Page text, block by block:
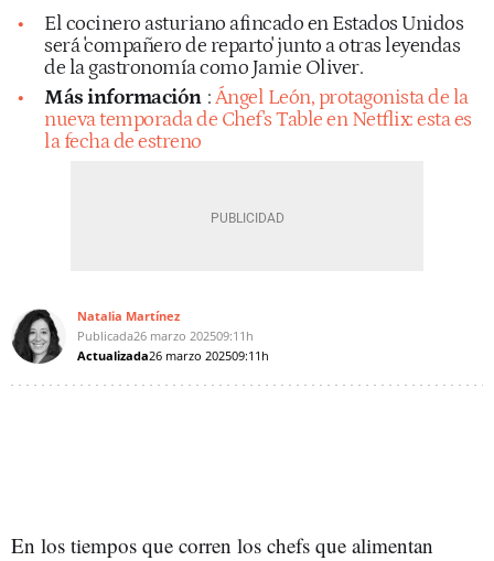
El cocinero asturiano afincado en Estados Unidos
será 'compañero de reparto' junto a otras leyendas
de la gastronomía como Jamie Oliver.
Más información :Ángel León, protagonista de la
nueva temporada de Chef's Table en Netflix: esta es
la fecha de estreno
Natalia Martínez
Publicada26 marzo 202509:11h
Actualizada26 marzo 202509:11h
En los tiempos que corren los chefs que alimentan